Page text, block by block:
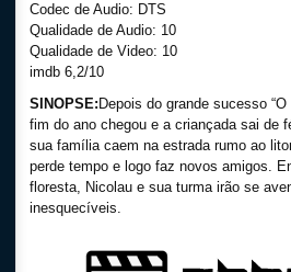
Codec de Audio: DTS
Qualidade de Audio: 10
Qualidade de Video: 10
imdb 6,2/10
SINOPSE: Depois do grande sucesso
fim do ano chegou e a criançada sai de
sua família caem na estrada rumo ao
perde tempo e logo faz novos amigos.
floresta, Nicolau e sua turma irão se
inesquecíveis.